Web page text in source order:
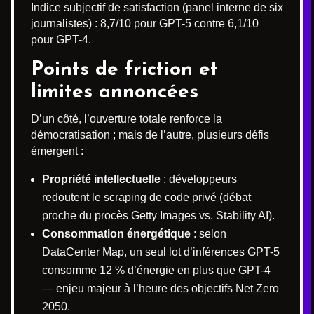
Indice subjectif de satisfaction (panel interne de six
journalistes) : 8,7/10 pour GPT-5 contre 6,1/10
pour GPT-4.
Points de friction et
limites annoncées
D’un côté, l’ouverture totale renforce la
démocratisation ; mais de l’autre, plusieurs défis
émergent :
Propriété intellectuelle : développeurs
redoutent le scraping de code privé (débat
proche du procès Getty Images vs. Stability AI).
Consommation énergétique : selon
DataCenter Map, un seul lot d’inférences GPT-5
consomme 12 % d’énergie en plus que GPT-4
— enjeu majeur à l’heure des objectifs Net Zero
2050.